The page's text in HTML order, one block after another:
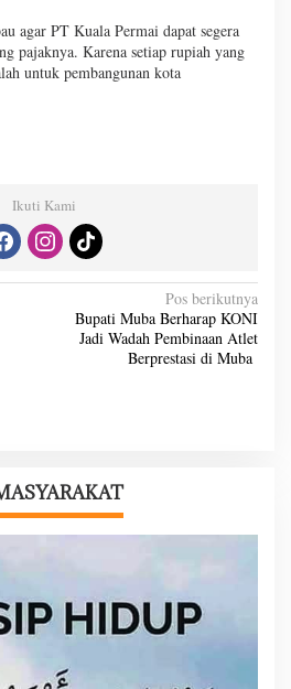
agar PT Kuala Permai dapat segera
pajaknya. Karena setiap rupiah yang
untuk pembangunan kota
Ikuti Kami
Pos berikutnya
Bupati Muba Berharap KONI
Jadi Wadah Pembinaan Atlet
Berprestasi di Muba